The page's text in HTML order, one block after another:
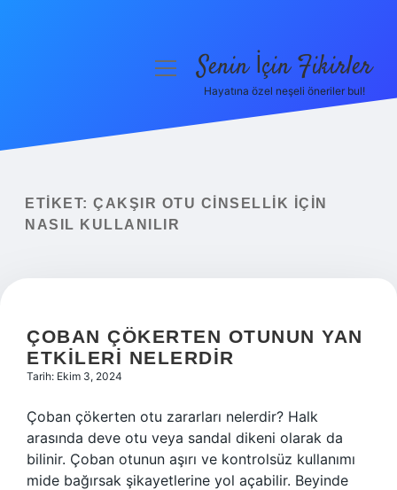
Yasal Uyarı
menüyüSenin İçin Fikirler
Hayatına özel neşeli öneriler bul!
ETIKET: ÇAKŞIR OTU CINSELLIK IÇIN
NASIL KULLANILIR
ÇOBAN ÇÖKERTEN OTUNUN YAN
ETKILERI NELERDIR
Tarih: Ekim 3, 2024
Çoban çökerten otu zararları nelerdir? Halk
arasında deve otu veya sandal dikeni olarak da
bilinir. Çoban otunun aşırı ve kontrolsüz kullanımı
mide bağırsak şikayetlerine yol açabilir. Beyinde